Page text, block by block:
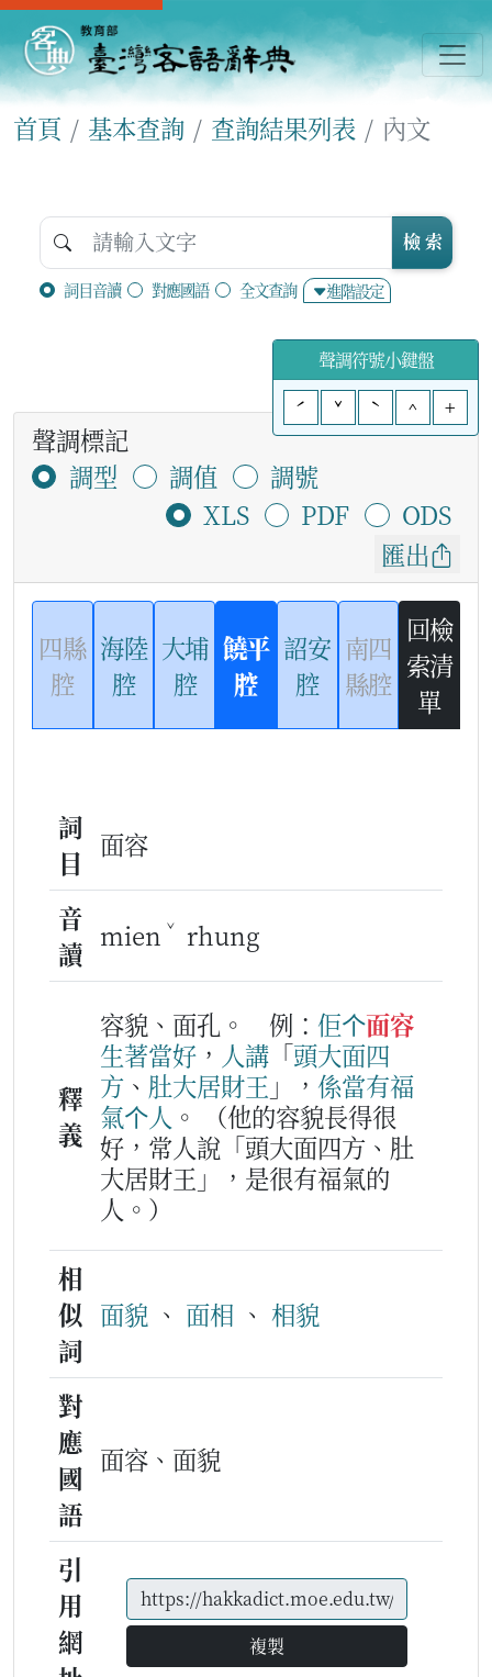
首頁 基本查詢 查詢結果列表 內文
詞目音讀 對應國語 全文查詢 進階設定
檢 索
聲調符號小鍵盤
ˊ
ˇ ˋ ^ +
聲調標記
調型
調值
調號
XLS
PDF
ODS
匯出
四縣
腔
海陸
腔
大埔
腔
饒平
腔
詔安
腔
南四
縣腔
回檢
索清
單
詞
目
面容
音
讀
mien ˇ rhung
釋
義
容貌、面孔。 例： 佢个面容
生著當好 ， 人講 「頭大面四
方 、 肚大居財王 」， 係當有福
氣个人 。
（他的容貌長得很
好，常人說「頭大面四方、肚
大居財王」，是很有福氣的
人。）
相
似
詞
面貌 、 面相 、 相貌
對
應
國
語
面容、面貌
引
用
網
複製